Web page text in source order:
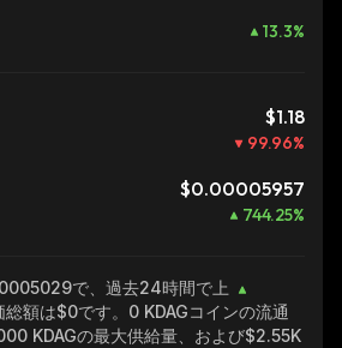
13.3%
$1.18
99.96%
$0.00005957
744.25%
で、過去24時間で上
総額は$0です。 0 KDAGコインの流通
KDAGの最大供給量、および$2.55K